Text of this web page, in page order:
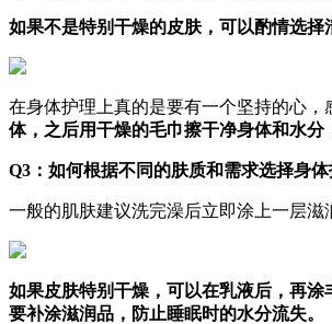
如果不是特别干燥的皮肤，可以酌情选择
在身体护理上真的是要有一个坚持的心，
体，之后用干燥的毛巾擦干净身体和水分
Q3：如何根据不同的肤质和需求选择身体
一般的肌肤建议洗完澡后立即涂上一层滋
如果皮肤特别干燥，可以在乳液后，再涂
要补涂滋润品，防止睡眠时的水分流失。